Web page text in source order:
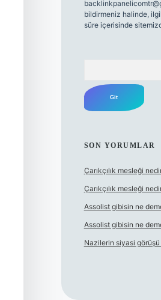
bildirmeniz halinde,
süre içerisinde
SON YORUMLAR
Çarıkçılık mesleği
Çarıkçılık mesleği
Assolist gibisin ne
Assolist gibisin ne
Nazilerin siyasi